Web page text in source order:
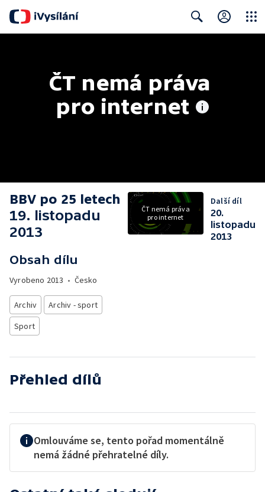
ČT nemá práva
pro internet
BBV po 25 letech
19. listopadu
2013
Obsah dílu
Vyrobeno 2013 • Česko
Archiv
Archiv - sport
Sport
ČT nemá práva
pro internet
Další díl
20.
listopadu
2013
Přehled dílů
Omlouváme se, tento pořad momentálně
nemá žádné přehratelné díly.